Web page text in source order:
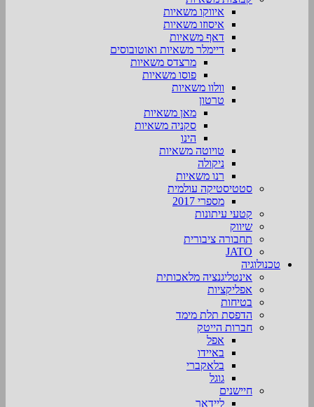
איווקו משאיות
איסוזו משאיות
דאף משאיות
דיימלר משאיות ואוטובוסים
מרצדס משאיות
פוסו משאיות
וולוו משאיות
טרטון
מאן משאיות
סקניה משאיות
הינו
טויוטה משאיות
ניקולה
רנו משאיות
סטטיסטיקה עולמית
מספרי 2017
קטעי עיתונות
שיווק
תחבורה ציבורית
JATO
טכנולוגיה
אינטליגנציה מלאכותית
אפליקציות
בטיחות
הדפסת תלת מימד
חברות הייטק
אפל
באיידו
בלאקברי
גוגל
חיישנים
ליידאר